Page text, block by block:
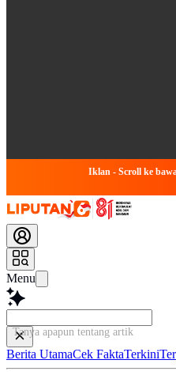
Iklan - Scroll ke
Menu
Tanya apapun tentang artikel ini...
Berita UtamaCek FaktaTerkini